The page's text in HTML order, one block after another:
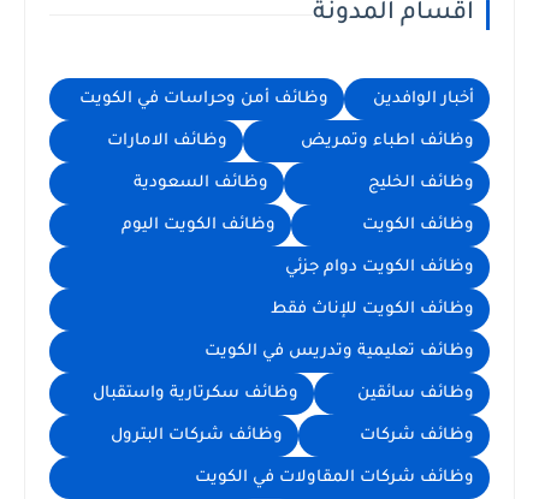
اقسام المدونة
أخبار الوافدين وظائف أمن وحراسات في الكويت
وظائف اطباء وتمريض وظائف الامارات
وظائف الخليج وظائف السعودية
وظائف الكويت وظائف الكويت اليوم
وظائف الكويت دوام جزئي
وظائف الكويت للإناث فقط
وظائف تعليمية وتدريس في الكويت
وظائف سائقين وظائف سكرتارية واستقبال
وظائف شركات وظائف شركات البترول
وظائف شركات المقاولات في الكويت